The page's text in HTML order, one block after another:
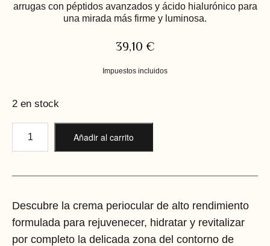
arrugas con péptidos avanzados y ácido hialurónico para
una mirada más firme y luminosa.
39,10 €
Impuestos incluidos
2 en stock
Añadir al carrito
Descubre la crema periocular de alto rendimiento
formulada para rejuvenecer, hidratar y revitalizar
por completo la delicada zona del contorno de